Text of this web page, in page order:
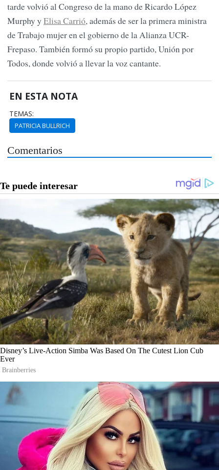
tarde volvió al Congreso de la mano de Ricardo López
Murphy y Elisa Carrió, además de ser la primera ministra
de Trabajo mujer en el gobierno de la Alianza UCR-
Frepaso. También formó su propio partido, Unión por
Todos, donde volvió a llevar la voz cantante.
EN ESTA NOTA
TEMAS:
PATRICIA BULLRICH
Comentarios